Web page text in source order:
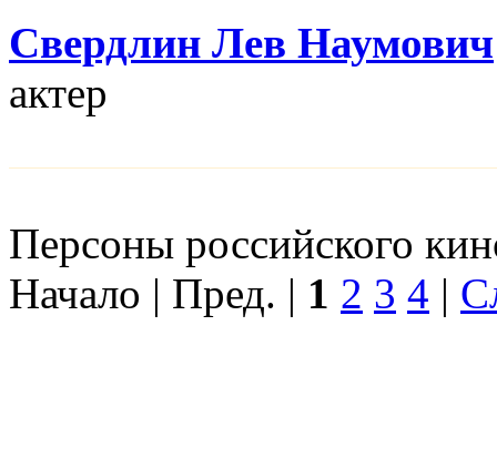
Свердлин Лев Наумович
актер
Персоны российского
Начало | Пред. | 1 2 3 4 |